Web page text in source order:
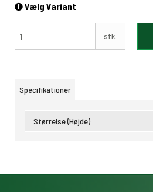
Vælg Variant
stk.
Specifikationer
Størrelse (Højde)